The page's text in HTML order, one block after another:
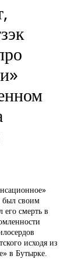
был своим
его смерть в
исходя из
в Бутырке.